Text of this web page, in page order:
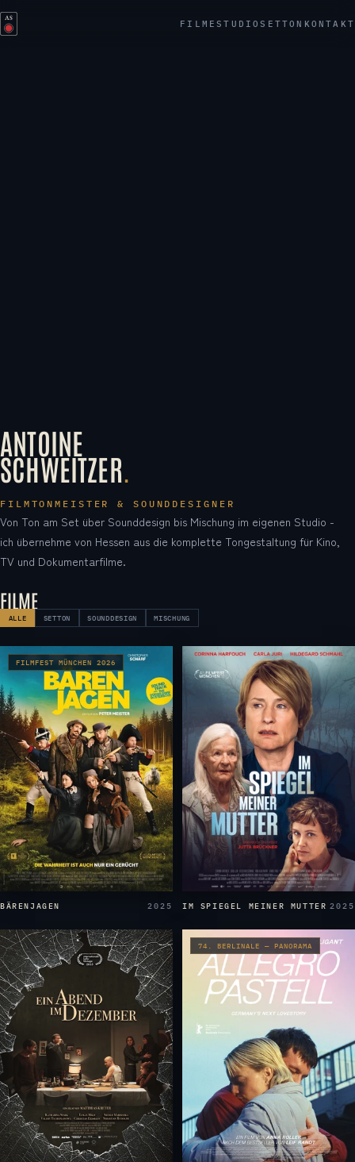
AS
FILMESTUDIOSETTON KONTAKT
ANTOINE
SCHWEITZER
FILMTONMEISTER & SOUNDDESIGNER
Von Ton am Set über Sounddesign bis Mischung im eigenen Studio -
ich übernehme von Hessen aus die komplette Tongestaltung für Kino,
TV und Dokumentarfilme.
FILME
ALLE SETTON SOUNDDESIGN MISCHUNG
FILMFEST MÜNCHEN 2026
BÄRENJAGEN 2025 IM SPIEGEL MEINER MUTTER 2025
74. BERLINALE — PANORAMA